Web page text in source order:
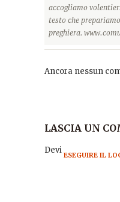
accogliamo
testo che
preghiera.
Ancora nessun
LASCIA UN
Devi ESEGUIRE IL